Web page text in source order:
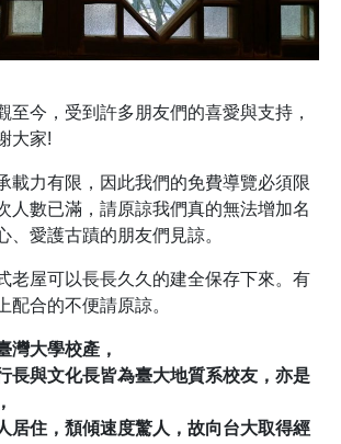
至今，受到許多朋友們的喜愛與支持，
大家!
載力有限，因此我們的免費導覽必須限
人數已滿，請原諒我們真的無法增加名
、愛護古蹟的朋友們見諒。
老屋可以長長久久的建全保存下來。有
配合的不便請原諒。
灣大學校產，
長與文化長皆為臺大地質系校友，亦是
居住，頹傾速度驚人，故向台大取得經